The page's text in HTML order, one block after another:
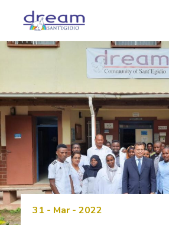
31 - Mar - 2022